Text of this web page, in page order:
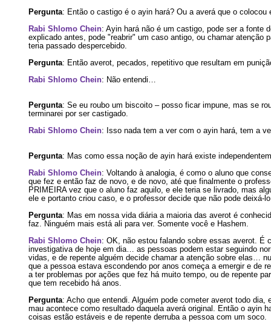
Pergunta: Então o castigo é o ayin hará? Ou a averá que o colocou
Rabi Shlomo Chein: Ayin hará não é um castigo, pode ser a fonte
explicado antes, pode "reabrir" um caso antigo, ou chamar atenção
teria passado despercebido.
Pergunta: Então averot, pecados, repetitivo que resultam em
Rabi Shlomo Chein: Não entendi…
Pergunta: Se eu roubo um biscoito – posso ficar impune, mas se
terminarei por ser castigado.
Rabi Shlomo Chein: Isso nada tem a ver com o ayin hará, tem a
Pergunta: Mas como essa noção de ayin hará existe
Rabi Shlomo Chein: Voltando à analogia, é como o aluno que
que fez e então faz de novo, e de novo, até que finalmente o
PRIMEIRA vez que o aluno faz aquilo, e ele teria se livrado, mas
ele e portanto criou caso, e o professor decide que não pode deixá-
Pergunta: Mas em nossa vida diária a maioria das averot é
faz. Ninguém mais está ali para ver. Somente você e Hashem.
Rabi Shlomo Chein: OK, não estou falando sobre essas averot. É
investigativa de hoje em dia… as pessoas podem estar seguindo
vidas, e de repente alguém decide chamar a atenção sobre elas…
que a pessoa estava escondendo por anos começa a emergir e de
a ter problemas por ações que fez há muito tempo, ou de repente
que tem recebido há anos.
Pergunta: Acho que entendi. Alguém pode cometer averot todo dia,
mau acontece como resultado daquela averá original. Então o ayin
coisas estão estáveis e de repente derruba a pessoa com um soco.